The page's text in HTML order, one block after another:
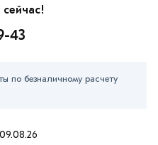
43
по безналичному расчету